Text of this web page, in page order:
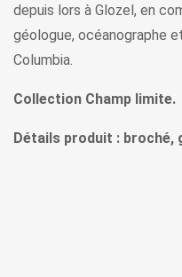
depuis lors à Glozel, en
géologue, océanographe
Columbia.
Collection Champ limite.
Détails produit : broché,